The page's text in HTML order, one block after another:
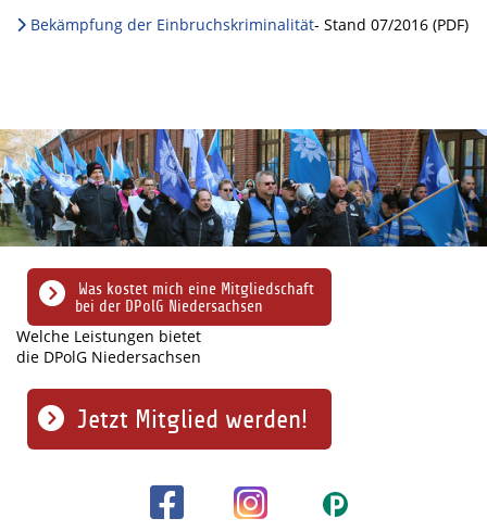
Bekämpfung der Einbruchskriminalität- Stand 07/2016 (PDF)
Was kostet mich eine Mitgliedschaft
bei der DPolG Niedersachsen
Welche Leistungen bietet
die DPolG Niedersachsen
Jetzt Mitglied werden!